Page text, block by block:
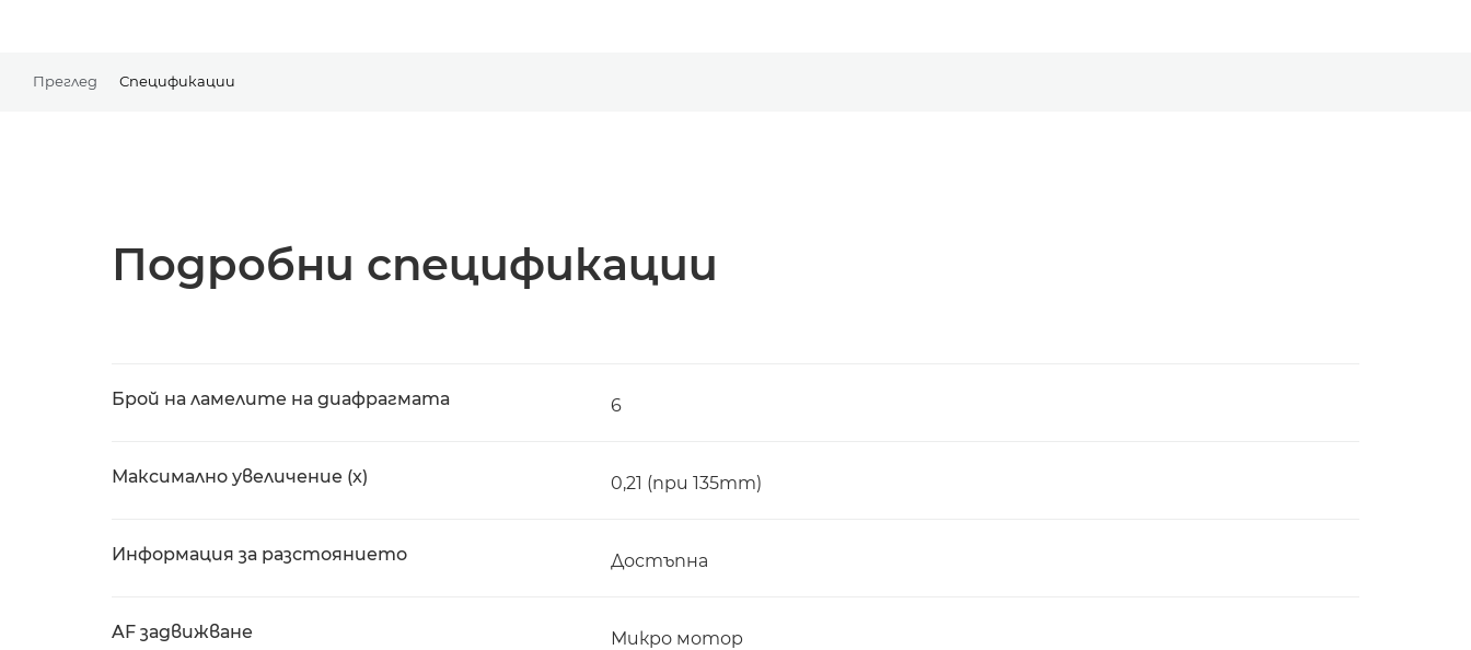
Преглед Спецификации
Подробни спецификации
Брой на ламелите на диафрагмата 6
Максимално увеличение (x) 0,21 (при 135mm)
Информация за разстоянието Достъпна
AF задвижване Микро мотор